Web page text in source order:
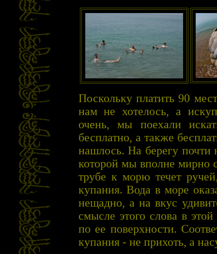
Поскольку платить 90
нам не хотелось, а
очень, мы поехали
бесплатно, а также
нашлось. На берегу почти
которой мы вполне мирно
трубе к морю течет
купания. Вода в море
нещадно, а на вкус
смысле этого слова в
по ее поверхности.
купания - не прихоть, а